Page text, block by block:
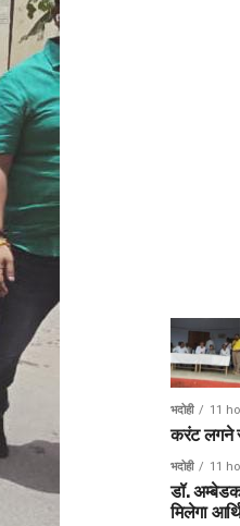
भदोही 11
करंट लगने
भदोही 11
डॉ.
मिलेगा